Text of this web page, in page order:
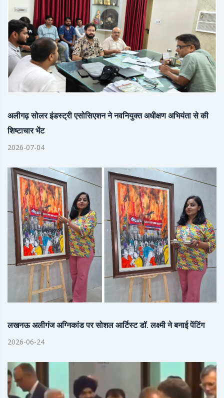
अलीगढ़ सोलर इंडस्ट्री एसोसिएशन ने नवनियुक्त अधीक्षण अभियंता से की
शिष्टाचार भेंट
2026-07-04
लखनऊ अलीगंज अग्निकांड पर सोशल आर्टिस्ट डॉ. लक्ष्मी ने बनाई पेंटिंग
2026-06-24